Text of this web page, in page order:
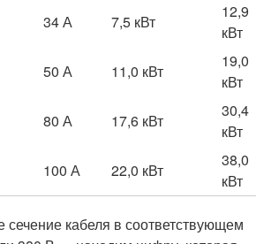
34 А 7,5 кВт
12,9
кВт
50 А 11,0 кВт
19,0
кВт
80 А 17,6 кВт
30,4
кВт
100 А 22,0 кВт
38,0
кВт
кабеля в соответствующем